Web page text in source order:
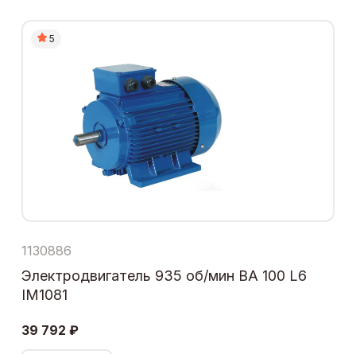
5
1130886
Электродвигатель 935 об/мин ВА 100 L6
IM1081
39 792 ₽